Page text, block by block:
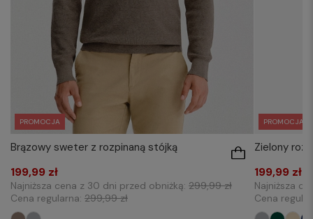
PROMOCJA
Brązowy sweter z rozpinaną stójką
199,99 zł
Najniższa cena z 30 dni przed obniżką: 299,99 zł
Cena regularna: 299,99 zł
PROMOCJA
Zielony
199,99 zł
Najniższa
Cena